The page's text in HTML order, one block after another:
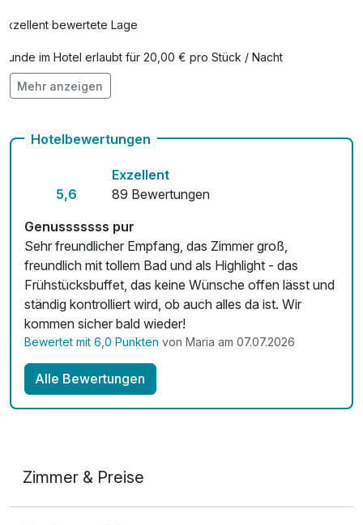
• Schiffsmühle Mureck
Exzellent bewertete Lage
Hunde im Hotel erlaubt für 20,00 € pro Stück / Nacht
Auch vegetarische Speisen
Mehr anzeigen
Hotelbewertungen
5,6
Exzellent
89 Bewertungen
Genusssssss pur
Sehr freundlicher Empfang, das Zimmer groß,
freundlich mit tollem Bad und als Highlight - das
Frühstücksbuffet, das keine Wünsche offen lässt und
ständig kontrolliert wird, ob auch alles da ist. Wir
kommen sicher bald wieder!
Bewertet mit 6,0 Punkten von Maria am 07.07.2026
Alle Bewertungen
Zimmer & Preise